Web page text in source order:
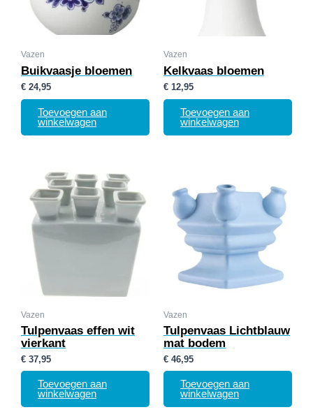
Vazen
Buikvaasje bloemen
€ 24,95
Toevoegen aan
winkelwagen
Vazen
Kelkvaas bloemen
€ 12,95
Toevoegen aan
winkelwagen
Vazen
Tulpenvaas effen wit
vierkant
€ 37,95
Toevoegen aan
winkelwagen
Vazen
Tulpenvaas Lichtblauw
mat bodem
€ 46,95
Toevoegen aan
winkelwagen